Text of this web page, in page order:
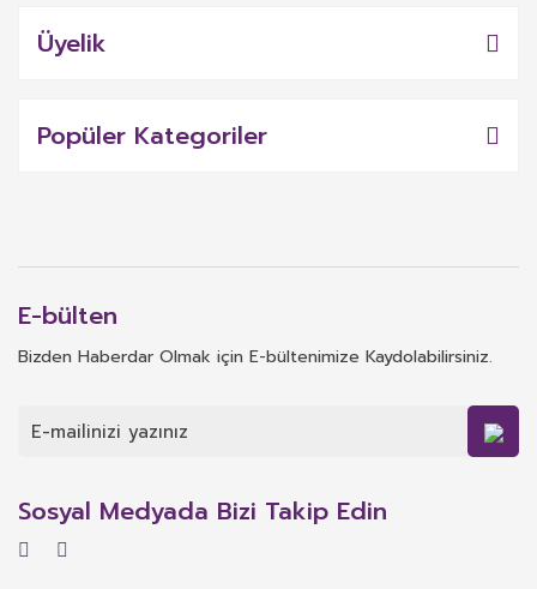
Üyelik
Popüler Kategoriler
E-bülten
Bizden Haberdar Olmak için E-bültenimize Kaydolabilirsiniz.
Sosyal Medyada Bizi Takip Edin